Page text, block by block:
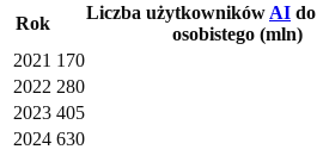
Rok
Liczba użytkowników AI
osobistego (mln)
2021 170
2022 280
2023 405
2024 630